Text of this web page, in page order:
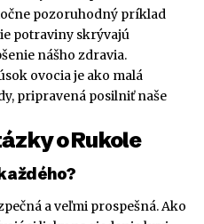
pozoruhodný príklad
potraviny skrývajú
nášho zdravia.
ovocia je ako malá
pripravená posilniť naše
o Rukole
a veľmi prospešná. Ako